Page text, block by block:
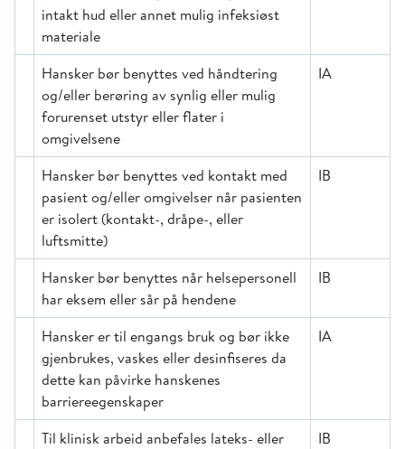
intakt hud eller annet mulig infeksiøst
materiale
Hansker bør benyttes ved håndtering
og/eller berøring av synlig eller mulig
forurenset utstyr eller flater i
omgivelsene
IA
Hansker bør benyttes ved kontakt med
pasient og/eller omgivelser når pasienten
er isolert (kontakt-, dråpe-, eller
luftsmitte)
IB
Hansker bør benyttes når helsepersonell
har eksem eller sår på hendene
IB
Hansker er til engangs bruk og bør ikke
gjenbrukes, vaskes eller desinfiseres da
dette kan påvirke hanskenes
barriereegenskaper
IA
Til klinisk arbeid anbefales lateks- eller
IB